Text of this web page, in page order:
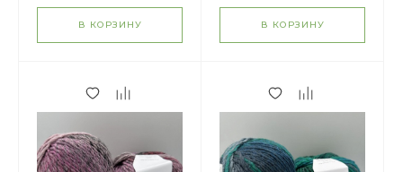
В КОРЗИНУ В КОРЗИНУ